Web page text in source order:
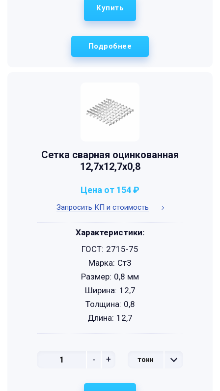
Подробнее
Купить
Сетка сварная оцинкованная
12,7х12,7х0,8
Запросить КП и стоимость
Цена от 154 ₽
- + тонн
Характеристики:
ГОСТ: 2715-75
Марка: Ст3
Размер: 0,8 мм
Ширина: 12,7
Толщина: 0,8
Длина: 12,7